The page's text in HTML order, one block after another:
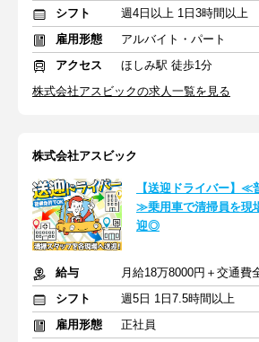
シフト
週4日以上 1日3時間以上
雇用形態
アルバイト・パート
アクセス
ほしみ駅 徒歩1分
株式会社アスビックの求人一覧を見る
株式会社アスビック
【送迎ドライバー】≪
≫乗用車で清掃員を現
迎◎
給与
月給18万8000円＋交通費
シフト
週5日 1日7.5時間以上
雇用形態
正社員